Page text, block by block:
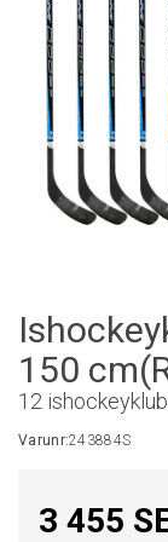
150
12
Varunr:243884S
3 455